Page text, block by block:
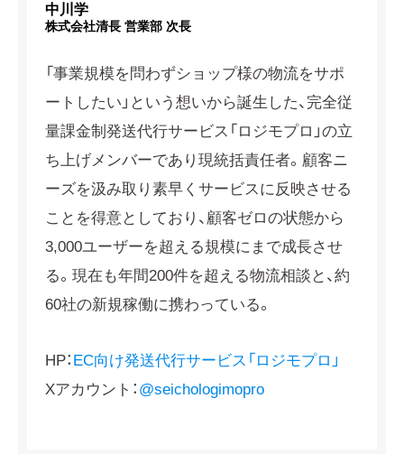
中川学
株式会社清長 営業部 次長
「事業規模を問わずショップ様の物流をサポ
ートしたい」という想いから誕生した、完全従
量課金制発送代行サービス「ロジモプロ」の立
ち上げメンバーであり現統括責任者。顧客ニ
ーズを汲み取り素早くサービスに反映させる
ことを得意としており、顧客ゼロの状態から
3,000ユーザーを超える規模にまで成長させ
る。現在も年間200件を超える物流相談と、約
60社の新規稼働に携わっている。
HP： EC向け発送代行サービス「ロジモプロ」
Xアカウント： @seichologimopro